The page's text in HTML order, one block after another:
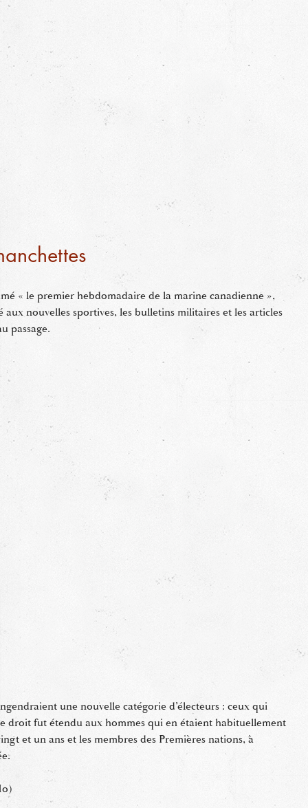
« le premier hebdomadaire de la marine canadienne »,
nouvelles sportives, les bulletins militaires et les articles
passage.
une nouvelle catégorie d’électeurs : ceux qui
droit fut étendu aux hommes qui en étaient habituellement
et un ans et les membres des Premières nations, à